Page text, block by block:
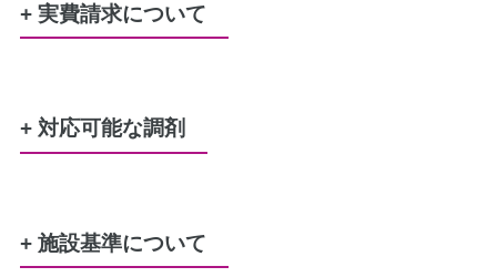
+ 実費請求について
レジ袋（プラスチック製買い物袋）
にする場合
+ 対応可能な調剤
+ 施設基準について